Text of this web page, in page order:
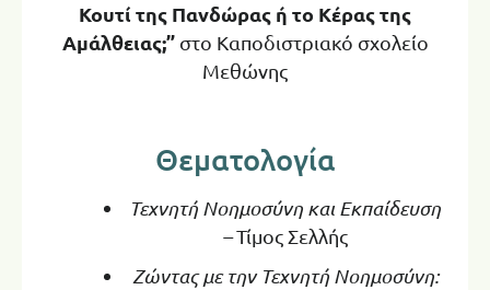
Κουτί της Πανδώρας ή το Κέρας της
Αμάλθειας;” στο Καποδιστριακό σχολείο
Μεθώνης
Θεματολογία
Τεχνητή Νοημοσύνη και Εκπαίδευση
–Τίμος Σελλής
Ζώντας με την Τεχνητή Νοημοσύνη: